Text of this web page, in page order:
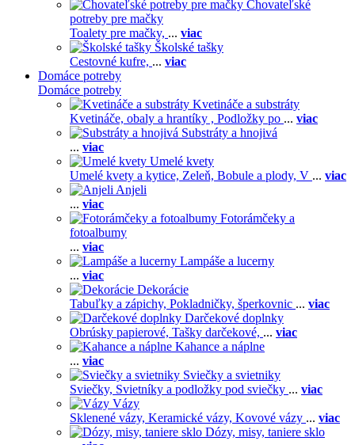
Chovateľské
potreby pre mačky
Toalety pre mačky, ... viac
Školské tašky
Cestovné kufre, ... viac
Domáce potreby
Domáce potreby
Kvetináče a substráty
Kvetináče, obaly a hrantíky , Podložky po ... viac
Substráty a hnojivá
... viac
Umelé kvety
Umelé kvety a kytice, Zeleň, Bobule a plody, V ... viac
Anjeli
... viac
Fotorámčeky a
fotoalbumy
... viac
Lampáše a lucerny
... viac
Dekorácie
Tabuľky a zápichy, Pokladničky, šperkovnic ... viac
Darčekové doplnky
Obrúsky papierové, Tašky darčekové, ... viac
Kahance a náplne
... viac
Sviečky a svietniky
Sviečky, Svietníky a podložky pod sviečky ... viac
Vázy
Sklenené vázy, Keramické vázy, Kovové vázy ... viac
Dózy, misy, taniere sklo